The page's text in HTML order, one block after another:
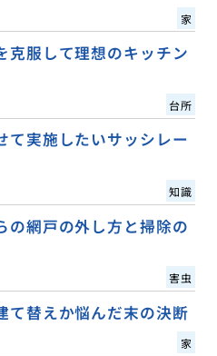
家
克服して理想のキッチン
台所
て実施したいサッシレー
知識
の網戸の外し方と掃除の
害虫
て替えか悩んだ末の決断
家